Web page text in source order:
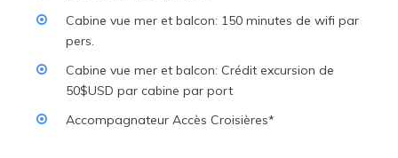
Cabine vue mer et balcon: 150 minutes de wifi par
pers.
Cabine vue mer et balcon: Crédit excursion de
50$USD par cabine par port
Accompagnateur Accès Croisières*